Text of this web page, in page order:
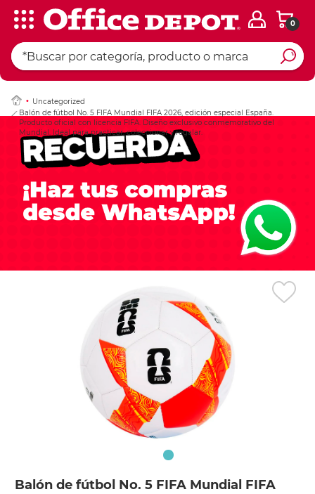
0
Uncategorized
Balón de fútbol No. 5 FIFA Mundial FIFA 2026, edición especial España.
Producto oficial con licencia FIFA. Diseño exclusivo conmemorativo del
Mundial. Ideal para practicar, coleccionar y regalar.
Balón de fútbol No. 5 FIFA Mundial FIFA
Ingresar Codigo